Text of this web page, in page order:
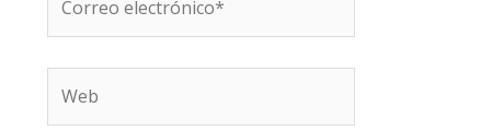
electrónico*